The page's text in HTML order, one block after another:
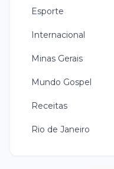
Esporte
Internacional
Minas Gerais
Mundo Gospel
Receitas
Rio de Janeiro